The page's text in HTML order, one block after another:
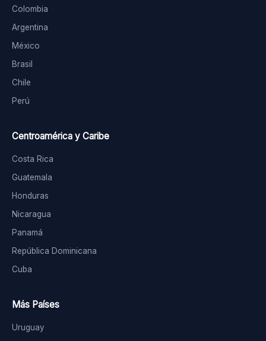
Colombia
Argentina
México
Brasil
Chile
Perú
Centroamérica y Caribe
Costa Rica
Guatemala
Honduras
Nicaragua
Panamá
República Dominicana
Cuba
Más Países
Uruguay